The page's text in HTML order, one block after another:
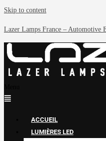
Skip to content
Lazer Lamps France – Automotive
ACCUEIL
LUMIÈRES LED